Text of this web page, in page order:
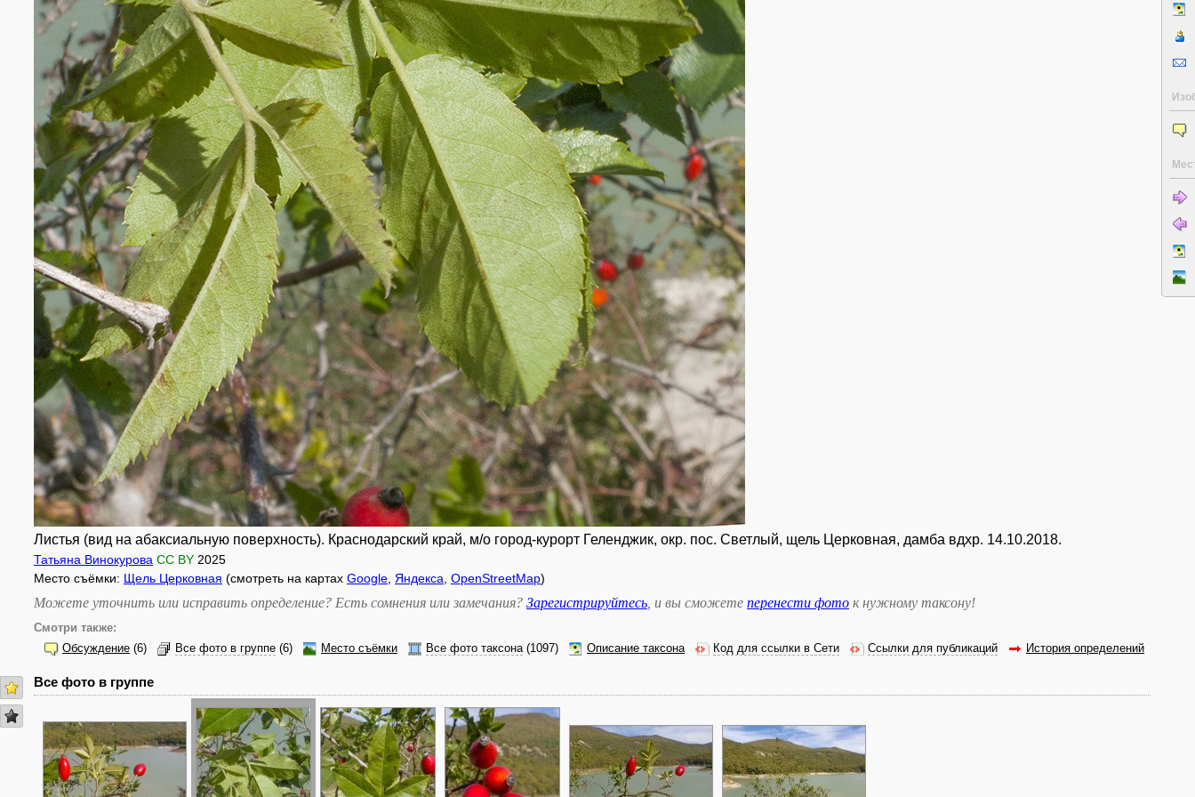
Листья (вид на абаксиальную поверхность). Краснодарский край, м/о город-курорт Геленджик, окр. пос. Светлый, щель Церковная, дамба вдхр. 14.10.2018.
Татьяна Винокурова CC BY 2025
Место съёмки: Щель Церковная (смотреть на картах Google Яндекса OpenStreetMap)
Можете уточнить или исправить определение? Есть сомнения или замечания? Зарегистрируйтесь , и вы сможете перенести фото к нужному таксону!
Смотри также:
Обсуждение (6) Все фото в группе (6) Место съёмки Все фото таксона(1097) Описание таксона Код для ссылки в Сети Ссылки для публикаций История определений
Все фото в группе